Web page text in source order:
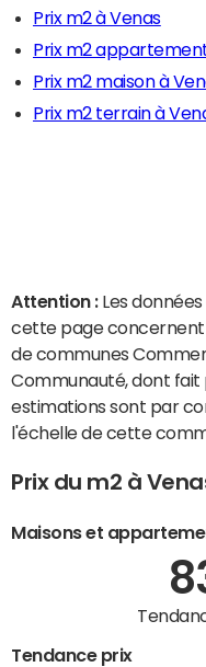
Prix m2 à Venas
Prix m2
Prix m2 maison à
Prix m2 terrain à
Attention : Les
cette page concernent
de communes
Communauté, dont fait
estimations sont par
l'échelle de cette
Prix du m2 à
Maisons et
Tendance prix